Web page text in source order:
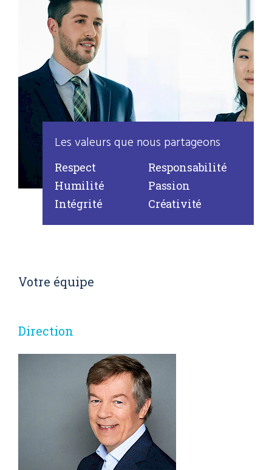
Les valeurs que nous partageons
Respect
Humilité
Intégrité
Responsabilité
Passion
Créativité
Votre équipe
Direction